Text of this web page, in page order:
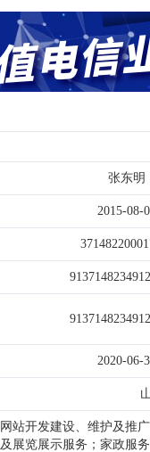
张东明
2015-08-
2020-06-
网站开发建设、维护及推
及展览展示服务；家政服